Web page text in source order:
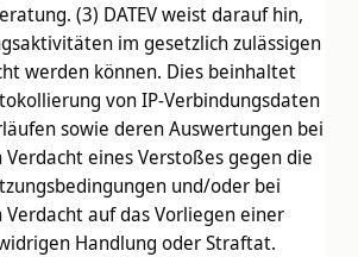
(3) DATEV weist darauf hin,
im gesetzlich zulässigen
werden können. Dies beinhaltet
von IP-Verbindungsdaten
sowie deren Auswertungen bei
eines Verstoßes gegen die
und/oder bei
auf das Vorliegen einer
Handlung oder Straftat.